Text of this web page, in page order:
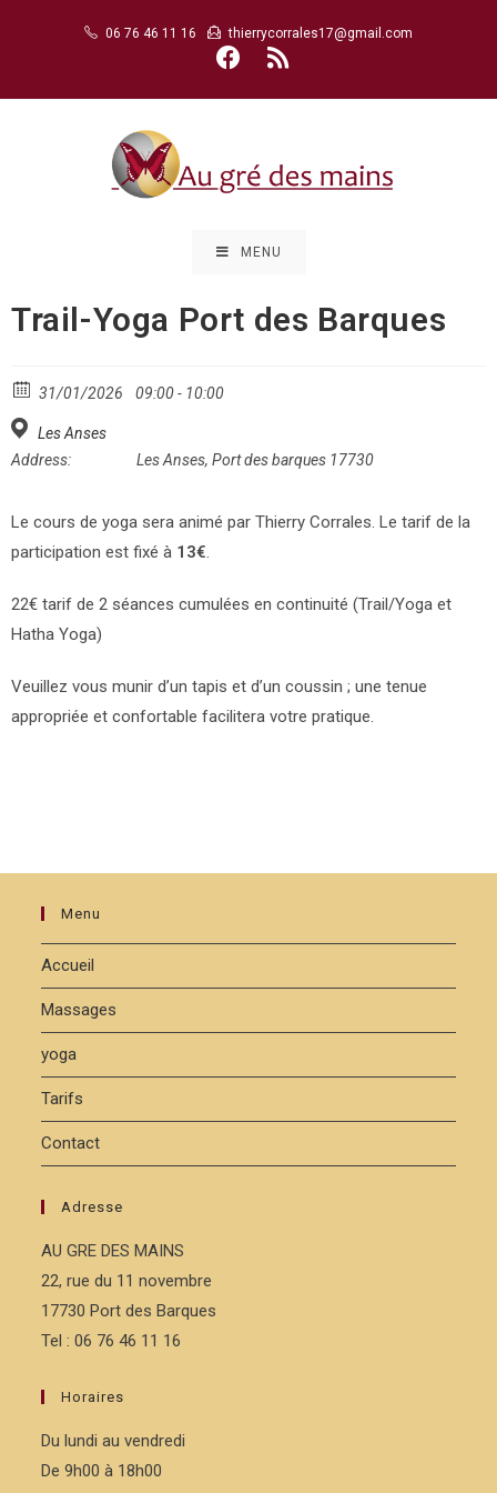
06 76 46 11 16 thierrycorrales17@gmail.com
MENU
Trail-Yoga Port des Barques
31/01/2026 09:00 - 10:00
Les Anses
Address:
Les Anses, Port des barques 17730
Le cours de yoga sera animé par Thierry Corrales. Le tarif de la
participation est fixé à 13€.
22€ tarif de 2 séances cumulées en continuité (Trail/Yoga et
Hatha Yoga)
Veuillez vous munir d’un tapis et d’un coussin ; une tenue
appropriée et confortable facilitera votre pratique.
Menu
Accueil
Massages
yoga
Tarifs
Contact
Adresse
AU GRE DES MAINS
22, rue du 11 novembre
17730 Port des Barques
Tel : 06 76 46 11 16
Horaires
Du lundi au vendredi
De 9h00 à 18h00